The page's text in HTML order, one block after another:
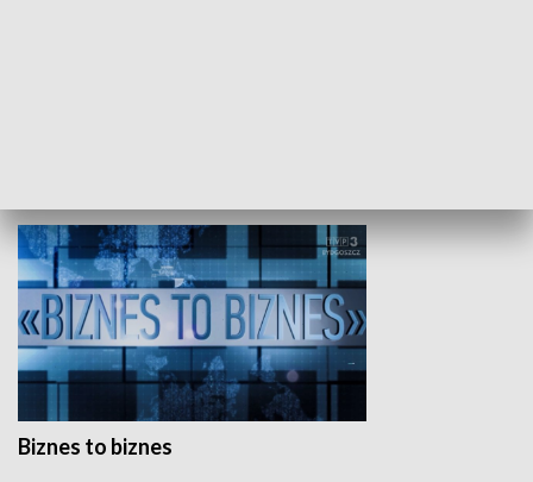
Biznes to biznes